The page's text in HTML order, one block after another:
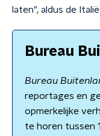
laten", aldus de
Bureau
Bureau
reportages en
opmerkelijke
te horen tussen